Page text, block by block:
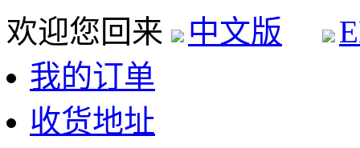
欢迎您回来 中文版
我的订单
收货地址